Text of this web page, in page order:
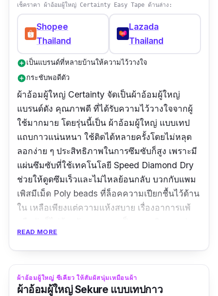
เช็คราคา ผ้าอ้อมผู้ใหญ่ Certainty Easy Tape ด้านล่าง:
Shopee
Thailand
Lazada
Thailand
add_circleเป็นแบรนด์ที่หลายบ้านให้ความไว้วางใจ
add_circleกระชับพอดีตัว
ผ้าอ้อมผู้ใหญ่ Certainty จัดเป็นผ้าอ้อมผู้ใหญ่
แบรนด์ดัง คุณภาพดี ที่ได้รับความไว้วางใจจากผู้
ใช้มากมาย โดยรุ่นนี้เป็น ผ้าอ้อมผู้ใหญ่ แบบเทป
แถบกาวแน่นหนา ใช้ติดได้หลายครั้งโดยไม่หลุด
ลอกง่าย ๆ ประสิทธิภาพในการซึมซับก็สูง เพราะมี
แผ่นซึมซับที่ใช้เทคโนโลยี Speed Diamond Dry
ช่วยให้ดูดซึมเร็วและไม่ไหลย้อนกลับ บวกกับแพม
เพิสมีเม็ด Poly beads ที่ล็อคความเปียกชื้นไว้ด้าน
ใน เหลือเพียงแต่ความแห้งสบาย เรื่องอาการแพ้
แบบแอนตี้แบคทีเรียที่ผ่านการทดสอบจากห้อง
ปฏิบัติการ เหมาะสำหรับผู้ที่กลั้นปัสสาวะไม่ได้และ
ผู้ป่วยติดเตียงหรือไม่สามารถช่วยเหลือตัวเองได้
รีวิวจากผู้ซื้อ :ชอบมากกกกก แผ่นใหญ่ ซึมซับได้ดี
READ MORE
ผ้าอ้อมผู้ใหญ่ ซีเคียว ให้สัมผัสนุ่มเหมือนผ้า
ผ้าอ้อมผู้ใหญ่ Sekure แบบเทปกาว